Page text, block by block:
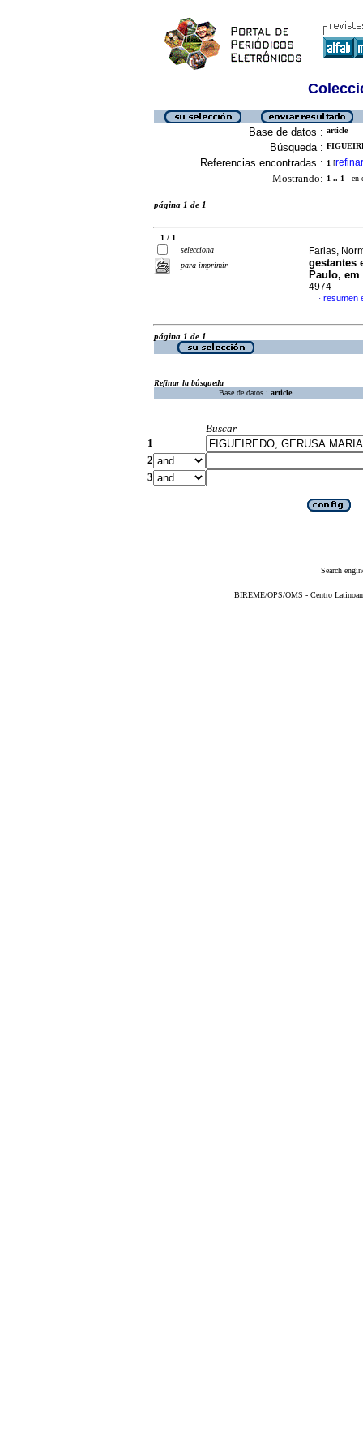
Base de datos : article
Búsqueda :
Referencias encontradas : 1 [refinar
Mostrando: 1 .. 1 en
página 1 de 1
1 / 1
selecciona
para imprimir
Farias,
gestantes
Paulo, em
4974
· resumen
página 1 de 1
Refinar la búsqueda
Base de datos : article
Buscar
1
2
3
Search
BIREME/OPS/OMS - Centro